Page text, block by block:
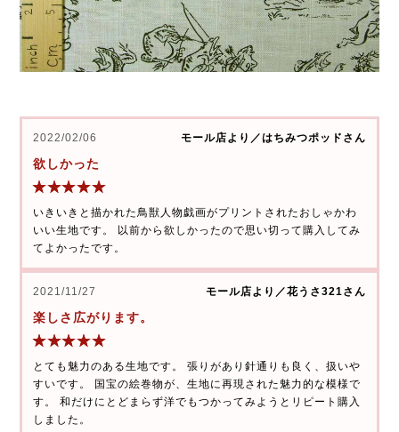
2022/02/06 モール店より／はちみつポッドさん
欲しかった
いきいきと描かれた鳥獣人物戯画がプリントされたおしゃかわ
いい生地です。 以前から欲しかったので思い切って購入してみ
てよかったです。
2021/11/27 モール店より／花うさ321さん
楽しさ広がります。
とても魅力のある生地です。 張りがあり針通りも良く、扱いや
すいです。 国宝の絵巻物が、生地に再現された魅力的な模様で
す。 和だけにとどまらず洋でもつかってみようとリピート購入
しました。